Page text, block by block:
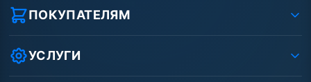
Реквизиты ООО «Шоп АВД»
Защита данных клиента
Условия соглашения
Вакансии
ПОКУПАТЕЛЯМ
Как заказать?
Оплата
Доставка
УСЛУГИ
Ремонт АВД